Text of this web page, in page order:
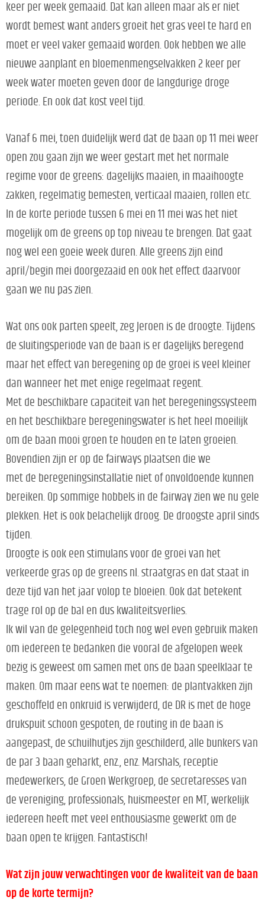
keer per week gemaaid. Dat kan alleen maar als er niet
wordt bemest want anders groeit het gras veel te hard en
moet er veel vaker gemaaid worden. Ook hebben we alle
nieuwe aanplant en bloemenmengselvakken 2 keer per
week water moeten geven door de langdurige droge
periode. En ook dat kost veel tijd.
Vanaf 6 mei, toen duidelijk werd dat de baan op 11 mei weer
open zou gaan zijn we weer gestart met het normale
regime voor de greens: dagelijks maaien, in maaihoogte
zakken, regelmatig bemesten, verticaal maaien, rollen etc.
In de korte periode tussen 6 mei en 11 mei was het niet
mogelijk om de greens op top niveau te brengen. Dat gaat
nog wel een goeie week duren. Alle greens zijn eind
april/begin mei doorgezaaid en ook het effect daarvoor
gaan we nu pas zien.
Wat ons ook parten speelt, zeg Jeroen is de droogte. Tijdens
de sluitingsperiode van de baan is er dagelijks beregend
maar het effect van beregening op de groei is veel kleiner
dan wanneer het met enige regelmaat regent.
Met de beschikbare capaciteit van het beregeningssysteem
en het beschikbare beregeningswater is het heel moeilijk
om de baan mooi groen te houden en te laten groeien.
Bovendien zijn er op de fairways plaatsen die we
met de beregeningsinstallatie niet of onvoldoende kunnen
bereiken. Op sommige hobbels in de fairway zien we nu gele
plekken. Het is ook belachelijk droog. De droogste april sinds
tijden.
Droogte is ook een stimulans voor de groei van het
verkeerde gras op de greens nl. straatgras en dat staat in
deze tijd van het jaar volop te bloeien. Ook dat betekent
trage rol op de bal en dus kwaliteitsverlies.
Ik wil van de gelegenheid toch nog wel even gebruik maken
om iedereen te bedanken die vooral de afgelopen week
bezig is geweest om samen met ons de baan speelklaar te
maken. Om maar eens wat te noemen: de plantvakken zijn
geschoffeld en onkruid is verwijderd, de DR is met de hoge
drukspuit schoon gespoten, de routing in de baan is
aangepast, de schuilhutjes zijn geschilderd, alle bunkers van
de par 3 baan geharkt, enz., enz. Marshals, receptie
medewerkers, de Groen Werkgroep, de secretaresses van
de vereniging, professionals, huismeester en MT, werkelijk
iedereen heeft met veel enthousiasme gewerkt om de
baan open te krijgen. Fantastisch!
Wat zijn jouw verwachtingen voor de kwaliteit van de baan
op de korte termijn?